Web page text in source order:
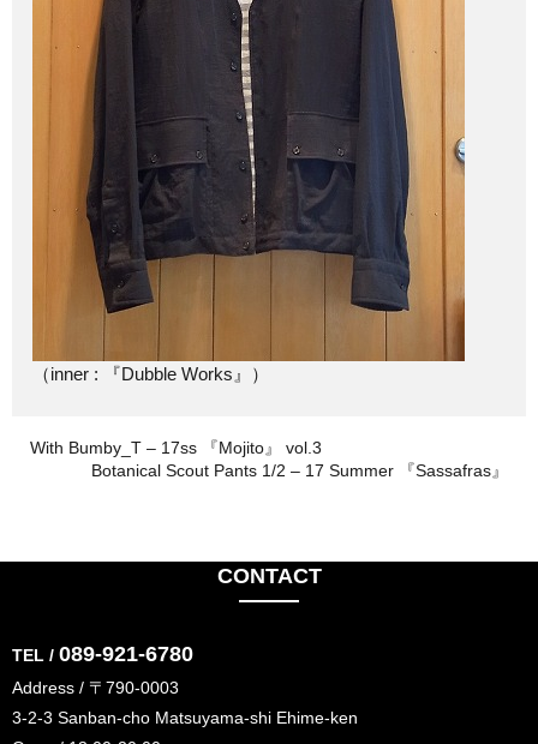
（inner : 『Dubble Works』）
With Bumby_T – 17ss 『Mojito』 vol.3
Botanical Scout Pants 1/2 – 17 Summer 『Sassafras』
CONTACT
TEL / 089-921-6780
Address / 〒790-0003
3-2-3 Sanban-cho Matsuyama-shi Ehime-ken